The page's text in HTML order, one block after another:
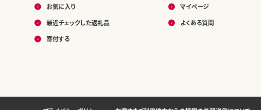
お気に入り
最近チェックした返礼品
寄付する
マイページ
よくある質問